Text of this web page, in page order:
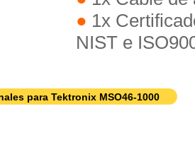
1x
NIST e
para Tektronix MSO46-1000